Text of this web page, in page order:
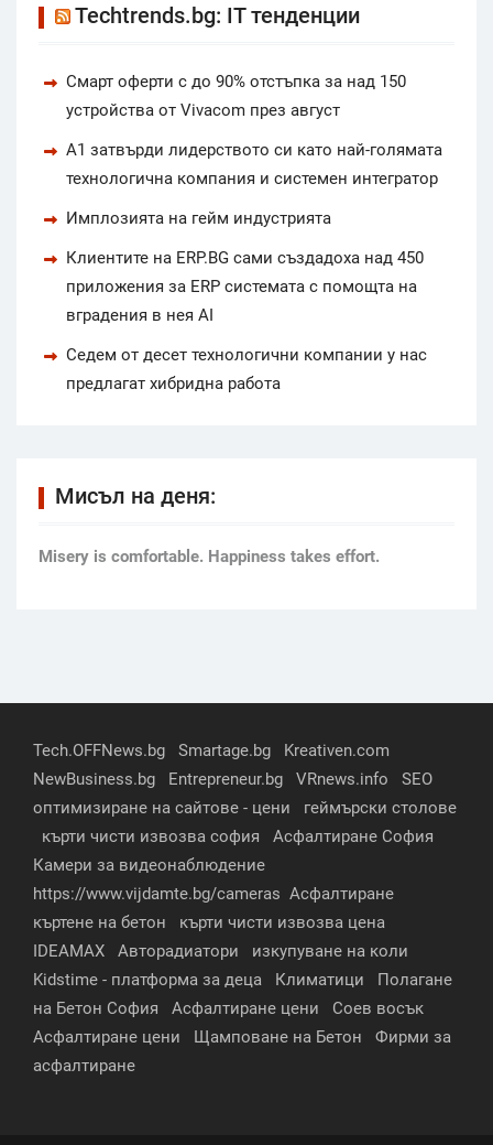
Techtrends.bg: IT тенденции
Смарт оферти с до 90% отстъпка за над 150
устройства от Vivacom през август
А1 затвърди лидерството си като най-голямата
технологична компания и системен интегратор
Имплозията на гейм индустрията
Клиентите на ERP.BG сами създадоха над 450
приложения за ERP системата с помощта на
вградения в нея AI
Седем от десет технологични компании у нас
предлагат хибридна работа
Мисъл на деня:
Мisery is comfortable. Happiness takes effort.
Tech.OFFNews.bg Smartage.bg
Kreativen.com
NewBusiness.bg
Entrepreneur.bg VRnews.info
SEO
оптимизиране на сайтове - цени
геймърски столове
кърти чисти извозва софия
Асфалтиране София
Камери за видеонаблюдение
https://www.vijdamte.bg/cameras Асфалтиране
къртене на бетон
кърти чисти извозва цена
IDEAMAX
Авторадиатори
изкупуване на коли
Kidstime - платформа за деца
Климатици
Полагане
на Бетон София
Асфалтиране цени
Соев восък
Асфалтиране цени
Щамповане на Бетон
Фирми за
асфалтиране